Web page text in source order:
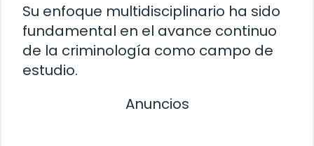
Su enfoque multidisciplinario ha sido
fundamental en el avance continuo
de la criminología como campo de
estudio.
Anuncios